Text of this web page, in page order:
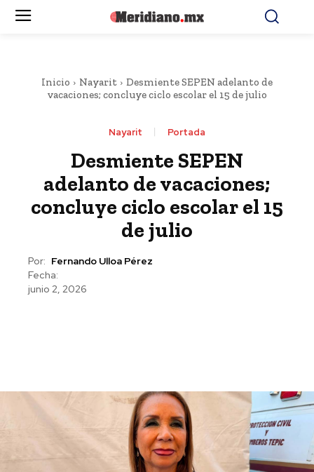
Inicio Nayarit
Desmiente SEPEN adelanto de
vacaciones; concluye ciclo escolar el 15 de julio
Nayarit Portada
Desmiente SEPEN
adelanto de vacaciones;
concluye ciclo escolar el 15
de julio
Por: Fernando Ulloa Pérez
Fecha:
junio 2, 2026